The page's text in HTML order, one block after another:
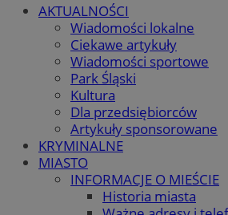
AKTUALNOŚCI
Wiadomości lokalne
Ciekawe artykuły
Wiadomości sportowe
Park Śląski
Kultura
Dla przedsiębiorców
Artykuły sponsorowane
KRYMINALNE
MIASTO
INFORMACJE O MIEŚCIE
Historia miasta